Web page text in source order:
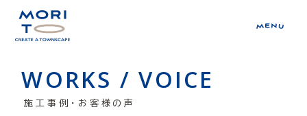
WORKS / VOICE
施工事例・お客様の声